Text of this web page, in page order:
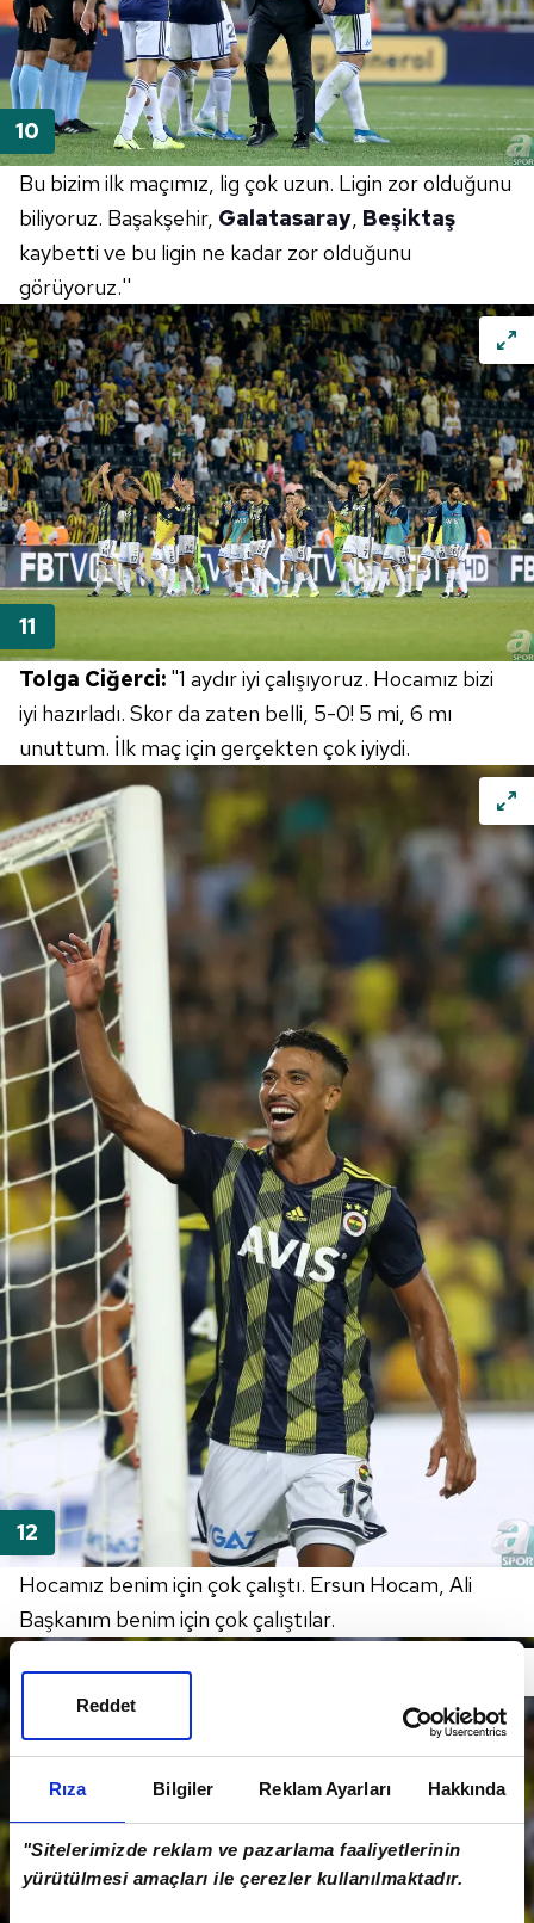
Rıza Bilgiler Reklam Ayarları Hakkında
"Sitelerimizde reklam ve pazarlama faaliyetlerinin
yürütülmesi amaçları ile çerezler kullanılmaktadır.
Reddet
Bu bizim ilk maçımız, lig çok uzun. Ligin zor olduğunu
biliyoruz. Başakşehir, Galatasaray, Beşiktaş
kaybetti ve bu ligin ne kadar zor olduğunu
görüyoruz.''
Tolga Ciğerci: "1 aydır iyi çalışıyoruz. Hocamız bizi
iyi hazırladı. Skor da zaten belli, 5-0! 5 mi, 6 mı
unuttum. İlk maç için gerçekten çok iyiydi.
Hocamız benim için çok çalıştı. Ersun Hocam, Ali
Başkanım benim için çok çalıştılar.